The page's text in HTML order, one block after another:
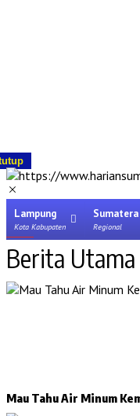
Lampung
Kota Kabupaten
Sumatera
Regional
Berita Utama
Mau Tahu Air Minum